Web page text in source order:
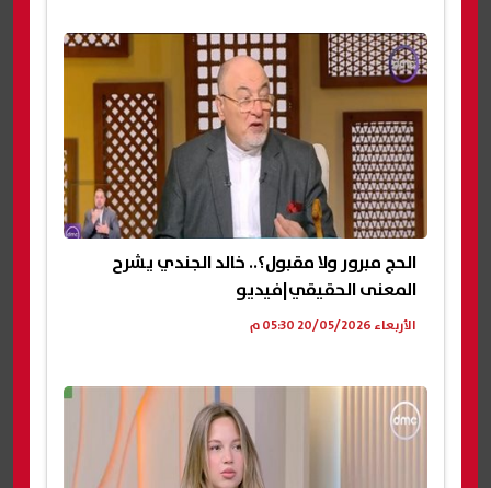
الحج مبرور ولا مقبول؟.. خالد الجندي يشرح
المعنى الحقيقي|فيديو
الأربعاء 20/05/2026 05:30 م